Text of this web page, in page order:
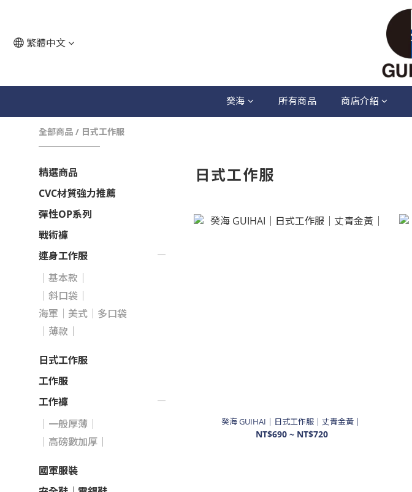
繁體中文
癸海 所有商品 商店介紹
全部商品 / 日式工作服
精選商品
CVC材質強力推薦
彈性OP系列
戰術褲
連身工作服
│基本款│
│斜口袋│
海軍│美式│多口袋
│薄款│
日式工作服
工作服
工作褲
│一般厚薄│
│高磅數加厚│
國軍服裝
日式工作服
癸海 GUIHAI│日式工作服│丈青金黃│
NT$690 ~ NT$720